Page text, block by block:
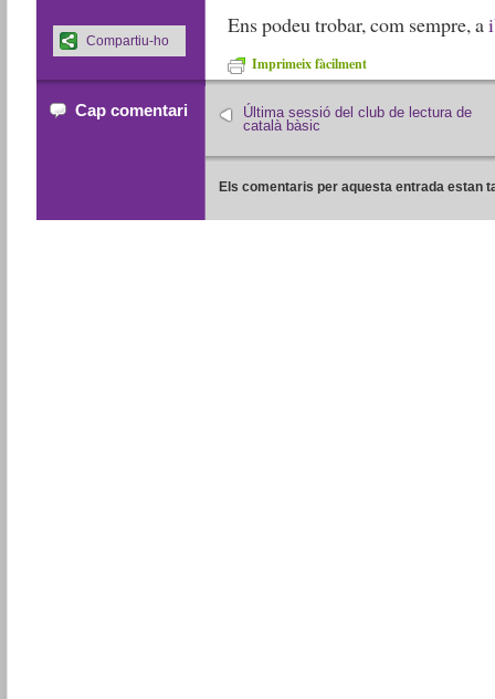
Ens podeu trobar, com sempre, a
Imprimeix fàcilment
Compartiu-ho
Cap comentari
Última sessió del club de lectura de
català bàsic
Els comentaris per aquesta entrada estan